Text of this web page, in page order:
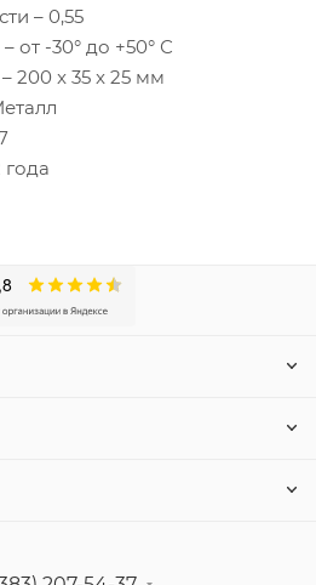
– 0,55
от -30° до +50° С
200 x 35 x 25 мм